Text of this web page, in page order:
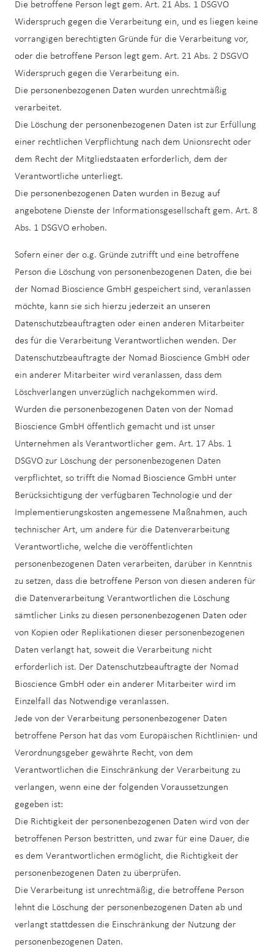
Die betroffene Person legt gem. Art. 21 Abs. 1 DSGVO
Widerspruch gegen die Verarbeitung ein, und es liegen keine
vorrangigen berechtigten Gründe für die Verarbeitung vor,
oder die betroffene Person legt gem. Art. 21 Abs. 2 DSGVO
Widerspruch gegen die Verarbeitung ein.
Die personenbezogenen Daten wurden unrechtmäßig
verarbeitet.
Die Löschung der personenbezogenen Daten ist zur Erfüllung
einer rechtlichen Verpflichtung nach dem Unionsrecht oder
dem Recht der Mitgliedstaaten erforderlich, dem der
Verantwortliche unterliegt.
Die personenbezogenen Daten wurden in Bezug auf
angebotene Dienste der Informationsgesellschaft gem. Art. 8
Abs. 1 DSGVO erhoben.
Sofern einer der o.g. Gründe zutrifft und eine betroffene
Person die Löschung von personenbezogenen Daten, die bei
der Nomad Bioscience GmbH gespeichert sind, veranlassen
möchte, kann sie sich hierzu jederzeit an unseren
Datenschutzbeauftragten oder einen anderen Mitarbeiter
des für die Verarbeitung Verantwortlichen wenden. Der
Datenschutzbeauftragte der Nomad Bioscience GmbH oder
ein anderer Mitarbeiter wird veranlassen, dass dem
Löschverlangen unverzüglich nachgekommen wird.
Wurden die personenbezogenen Daten von der Nomad
Bioscience GmbH öffentlich gemacht und ist unser
Unternehmen als Verantwortlicher gem. Art. 17 Abs. 1
DSGVO zur Löschung der personenbezogenen Daten
verpflichtet, so trifft die Nomad Bioscience GmbH unter
Berücksichtigung der verfügbaren Technologie und der
Implementierungskosten angemessene Maßnahmen, auch
technischer Art, um andere für die Datenverarbeitung
Verantwortliche, welche die veröffentlichten
personenbezogenen Daten verarbeiten, darüber in Kenntnis
zu setzen, dass die betroffene Person von diesen anderen für
die Datenverarbeitung Verantwortlichen die Löschung
sämtlicher Links zu diesen personenbezogenen Daten oder
von Kopien oder Replikationen dieser personenbezogenen
Daten verlangt hat, soweit die Verarbeitung nicht
erforderlich ist. Der Datenschutzbeauftragte der Nomad
Bioscience GmbH oder ein anderer Mitarbeiter wird im
Einzelfall das Notwendige veranlassen.
Jede von der Verarbeitung personenbezogener Daten
betroffene Person hat das vom Europäischen Richtlinien- und
Verordnungsgeber gewährte Recht, von dem
Verantwortlichen die Einschränkung der Verarbeitung zu
verlangen, wenn eine der folgenden Voraussetzungen
gegeben ist:
Die Richtigkeit der personenbezogenen Daten wird von der
betroffenen Person bestritten, und zwar für eine Dauer, die
es dem Verantwortlichen ermöglicht, die Richtigkeit der
personenbezogenen Daten zu überprüfen.
Die Verarbeitung ist unrechtmäßig, die betroffene Person
lehnt die Löschung der personenbezogenen Daten ab und
verlangt stattdessen die Einschränkung der Nutzung der
personenbezogenen Daten.